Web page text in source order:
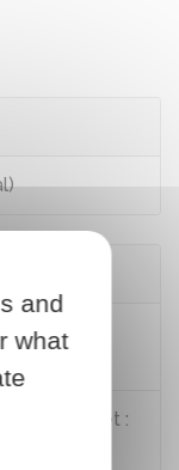
par un
sur internet :
and
what